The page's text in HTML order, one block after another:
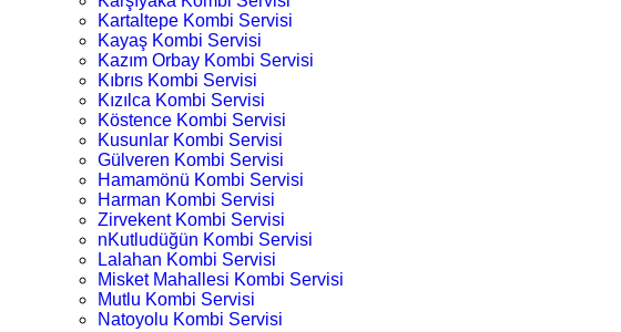
Kartaltepe Kombi Servisi
Kayaş Kombi Servisi
Kazım Orbay Kombi Servisi
Kıbrıs Kombi Servisi
Kızılca Kombi Servisi
Köstence Kombi Servisi
Kusunlar Kombi Servisi
Gülveren Kombi Servisi
Hamamönü Kombi Servisi
Harman Kombi Servisi
Zirvekent Kombi Servisi
nKutludüğün Kombi Servisi
Lalahan Kombi Servisi
Misket Mahallesi Kombi Servisi
Mutlu Kombi Servisi
Natoyolu Kombi Servisi